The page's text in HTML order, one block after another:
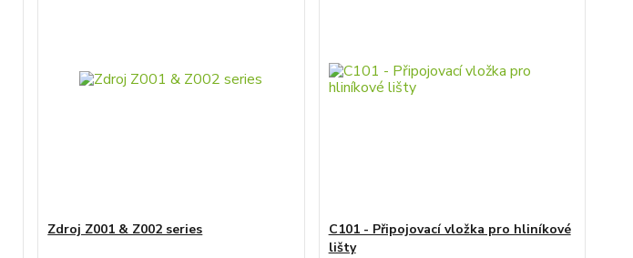
Zdroj Z001 & Z002 series
C101 - Připojovací vložka pro hliníkové
lišty